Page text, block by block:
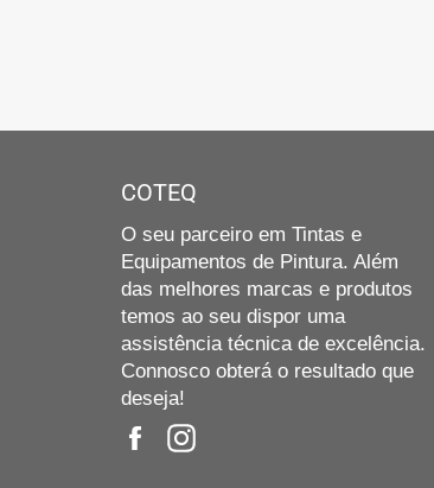
COTEQ
O seu parceiro em Tintas e
Equipamentos de Pintura. Além
das melhores marcas e produtos
temos ao seu dispor uma
assistência técnica de excelência.
Connosco obterá o resultado que
deseja!